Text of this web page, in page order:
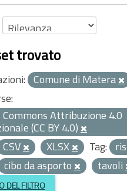
trovato
Comune di Matera
Attribuzione 4.0
(CC BY 4.0)
CSV XLSX Tag:
cibo da asporto tavoli
DEL FILTRO